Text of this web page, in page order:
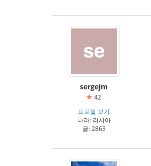
sergejm
42
프로필 보기
나라: 러시아
글: 2863